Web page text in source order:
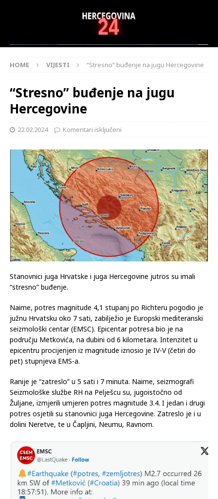
HOME VIJESTI
“Stresno” buđenje na jugu
Hercegovine
22.02.2024 Komentari isključeni
Stanovnici juga Hrvatske i juga Hercegovine jutros su imali
“stresno” buđenje.
Naime, potres magnitude 4,1 stupanj po Richteru pogodio je
južnu Hrvatsku oko 7 sati, zabilježio je Europski mediteranski
seizmološki centar (EMSC). Epicentar potresa bio je na
području Metkovića, na dubini od 6 kilometara. Intenzitet u
epicentru procijenjen iz magnitude iznosio je IV-V (četiri do
pet) stupnjeva EMS-a.
Ranije je “zatreslo” u 5 sati i 7 minuta. Naime, seizmografi
Seizmološke službe RH na Pelješcu su, jugoistočno od
Žuljane, izmjerili umjeren potres magnitude 3.4. I jedan i drugi
potres osjetili su stanovnici juga Hercegovine. Zatreslo je i u
dolini Neretve, te u Čapljini, Neumu, Ravnom.